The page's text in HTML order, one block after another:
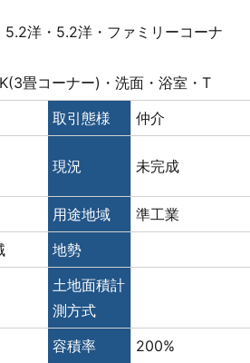
5.2洋・5.2洋・ファミリーコーナ
畳コーナー)・洗面・浴室・T
取引態様
仲介
現況 未完成
用途地域
準工業
地勢
土地面積計
測方式
容積率
200%